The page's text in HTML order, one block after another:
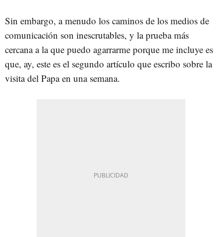
Sin embargo, a menudo los caminos de los medios de
comunicación son inescrutables, y la prueba más
cercana a la que puedo agarrarme porque me incluye es
que, ay, este es el segundo artículo que escribo sobre la
visita del Papa en una semana.